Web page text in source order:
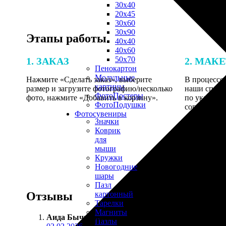
30х40
20х45
30х60
30х90
40х40
40х60
50х70
Пенокартон
Модульные
картины
ФотоПостеры
ФотоПодушки
Фотоcувениры
Значки
Коврик
для
мыши
Кружки
Новогодние
шары
Пазл
картонный
Тарелки
Магниты
Пазлы
Этапы работы
1. ЗАКАЗ
Нажмите «Сделать заказ», выберите
размер и загрузите фотографию/несколько
фото, нажмите «Добавить в корзину».
2.
В процессе
наши
по
Отзывы
Аида Бычкова :